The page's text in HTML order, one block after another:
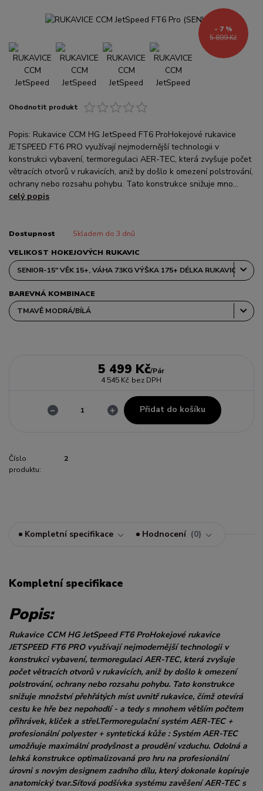
5 899 Kč
- 7 %
Ohodnotit produkt
Popis: Rukavice CCM HG JetSpeed FT6 ProHokejové rukavice
JETSPEED FT6 PRO využívají nejmodernější technologii v
konstrukci vybavení, termoregulaci AER-TEC, která zvyšuje počet
větracích otvorů v rukavicích, aniž by došlo k omezení polstrování,
ochrany nebo rozsahu pohybu. Tato konstrukce snižuje mno...
celý popis
Dostupnost Skladem do 3 dnů
VELIKOST HOKEJOVÝCH RUKAVIC
BAREVNÁ KOMBINACE
5 499 Kč/Pár
4 545 Kč bez DPH
Přidat do košíku
Číslo
produktu:
2
Kompletní specifikace Hodnocení 0
Kompletní specifikace
Popis:
Rukavice CCM HG JetSpeed FT6 ProHokejové rukavice
JETSPEED FT6 PRO využívají nejmodernější technologii v
konstrukci vybavení, termoregulaci AER-TEC, která zvyšuje
počet větracích otvorů v rukavicích, aniž by došlo k omezení
polstrování, ochrany nebo rozsahu pohybu. Tato konstrukce
snižuje množství přehřátých míst uvnitř rukavice, čímž otevírá
cestu ke hře bez nepohodlí - a tedy s mnohem větším počtem
přihrávek, kliček a střel.Termoregulační systém AER-TEC +
profesionální polyester + syntetická kůže : Systém AER-TEC
umožňuje maximální prodyšnost a proudění vzduchu. Odolná a
lehká konstrukce optimalizovaná pro hru na profesionální
úrovni s novým designem zadního dílu, který dokonale kopíruje
anatomický tvar.Síťová podšívka systému zavěšení AER-TEC s